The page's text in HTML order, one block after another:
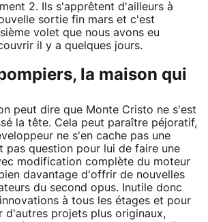
2. Ils s'apprêtent d'ailleurs à
sortie fin mars et c'est
volet que nous avons eu
il y a quelques jours.
la maison qui
peut dire que Monte Cristo ne s'est
la tête. Cela peut paraître péjoratif,
ne s'en cache pas une
pas question pour lui de faire une
modification complète du moteur
davantage d'offrir de nouvelles
du second opus. Inutile donc
à tous les étages et pour
d'autres projets plus originaux,